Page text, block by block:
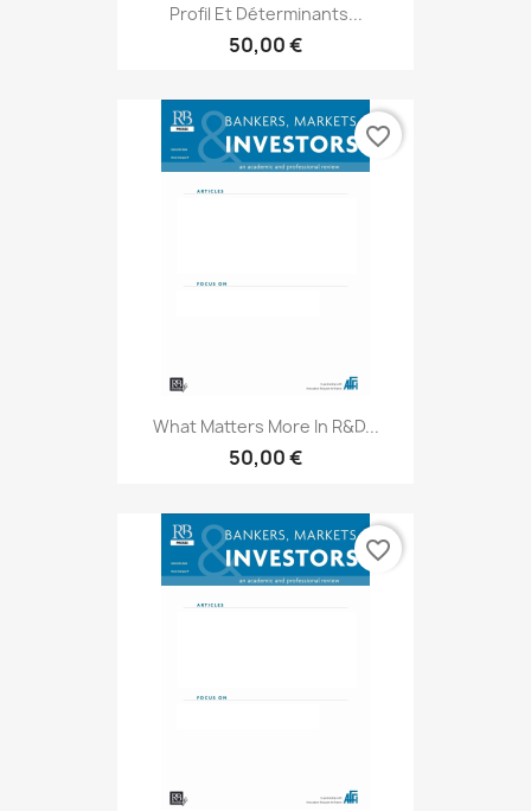
Profil Et Déterminants...
50,00 €
What Matters More In R&D...
50,00 €
favorite_border
favorite_border